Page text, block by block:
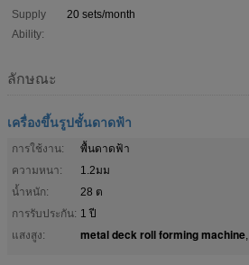
Supply
Ability:
20 sets/month
ลักษณะ
เครื่องขึ้นรูปชั้นดาดฟ้า
การใช้งาน:
พื้นดาดฟ้า
ความหนา:
1.2มม
น้ำหนัก:
28 ต
การรับประกัน: 1 ปี
แสงสูง:
metal deck roll forming machine,